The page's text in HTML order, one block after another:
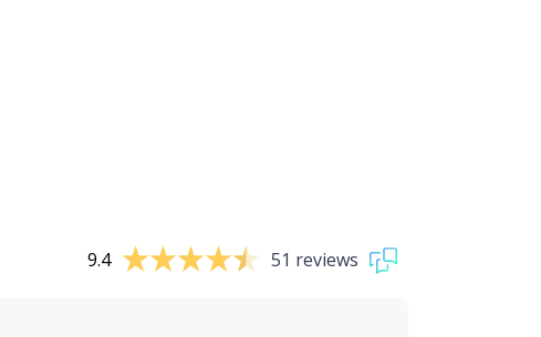
9.4 51 reviews